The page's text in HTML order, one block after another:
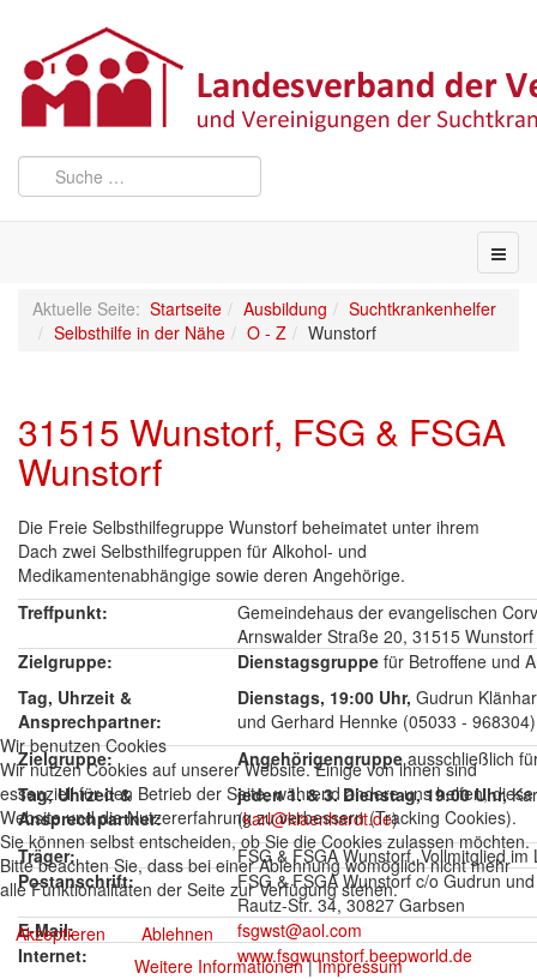
Aktuelle Seite: Startseite Ausbildung
Suchtkrankenhelfer
Selbsthilfe in der Nähe
O - Z Wunstorf
31515 Wunstorf, FSG & FSGA
Wunstorf
Die Freie Selbsthilfegruppe Wunstorf beheimatet unter ihrem
Dach zwei Selbsthilfegruppen für Alkohol- und
Medikamentenabhängige sowie deren Angehörige.
Treffpunkt:
Gemeindehaus der evangelischen
Arnswalder Straße 20, 31515 Wunstorf
Zielgruppe:
Tag, Uhrzeit &
Ansprechpartner:
Dienstagsgruppe für Betroffene und
Dienstags, 19:00 Uhr, Gudrun
und Gerhard Hennke (05033 - 968304)
Zielgruppe:
Tag, Uhrzeit &
Ansprechpartner:
Angehörigengruppeausschließlich
jeden 1. & 3. Dienstag, 19:00 Uhr,
(karl@klaenhardt.de)
Träger:
FSG & FSGA Wunstorf, Vollmitglied im
Postanschrift:
FSG & FSGA Wunstorf c/o Gudrun
Rautz-Str. 34, 30827 Garbsen
E-Mail:
fsgwst@aol.com
Internet:
www.fsgwunstorf.beepworld.de
Wir benutzen Cookies
Wir nutzen Cookies auf unserer Website. Einige von ihnen sind
essenziell für den Betrieb der Seite, während andere uns helfen, diese
Website und die Nutzererfahrung zu verbessern (Tracking Cookies).
Sie können selbst entscheiden, ob Sie die Cookies zulassen möchten.
Bitte beachten Sie, dass bei einer Ablehnung womöglich nicht mehr
alle Funktionalitäten der Seite zur Verfügung stehen.
Akzeptieren
Ablehnen
Weitere Informationen|Impressum